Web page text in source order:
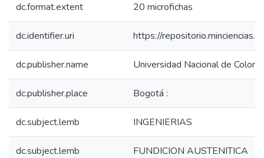
dc.format.extent 20 microfichas
dc.identifier.uri https://
dc.publisher.name Universidad Nacional de
dc.publisher.place Bogotá :
dc.subject.lemb INGENIERIAS
dc.subject.lemb FUNDICION AUSTENITICA